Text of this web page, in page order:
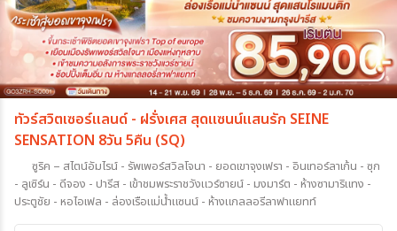
ทัวร์สวิตเซอร์แลนด์ - ฝรั่งเศส สุดแซนน์แสนรัก SEINE
SENSATION 8วัน 5คืน (SQ)
ซูริค – สไตน์อัมไรน์ - รัพเพอร์สวิลโจนา - ยอดเขาจุงเฟรา - อินเทอร์ลาเก้น - ซุก
- ลูเซิร์น - ดีจอง - ปารีส - เข้าชมพระราชวังแวร์ซายน์ - มงมาร์ต - ห้างซามาริแทง -
ประตูชัย - หอไอเฟล - ล่องเรือแม่น้ำแซนน์ - ห้างแกลลอรีลาฟาแยทท์